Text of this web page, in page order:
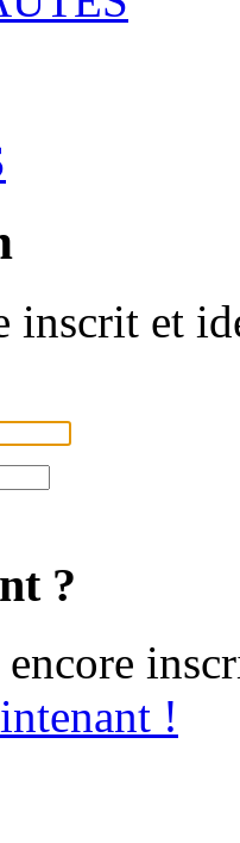
inscrit et
?
encore
!